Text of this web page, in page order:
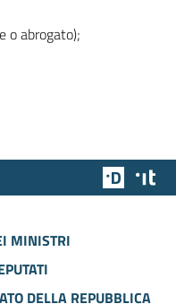
o abrogato);
Team
MINISTRI
DELLA REPUBBLICA